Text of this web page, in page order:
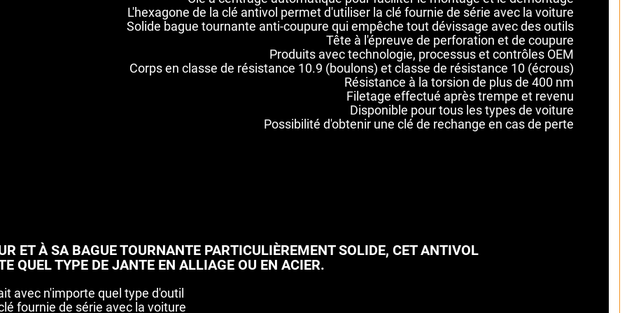
L'hexagone de la clé antivol permet d'utiliser la clé fournie de série avec la voiture
Solide bague tournante anti-coupure qui empêche tout dévissage avec des outils
Tête à l'épreuve de perforation et de coupure
Produits avec technologie, processus et contrôles OEM
Corps en classe de résistance 10.9 (boulons) et classe de résistance 10 (écrous)
Résistance à la torsion de plus de 400 nm
Filetage effectué après trempe et revenu
Disponible pour tous les types de voiture
Possibilité d'obtenir une clé de rechange en cas de perte
ET À SA BAGUE TOURNANTE PARTICULIÈREMENT SOLIDE, CET ANTIVOL
QUEL TYPE DE JANTE EN ALLIAGE OU EN ACIER.
avec n'importe quel type d'outil
fournie de série avec la voiture